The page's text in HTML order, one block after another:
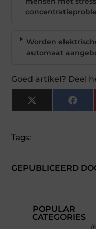
Worden
automaat
Goed artikel? Deel
X
(Twitter)
GEPUBLICEERD
Tags:
POPULAR
CATEGORIES